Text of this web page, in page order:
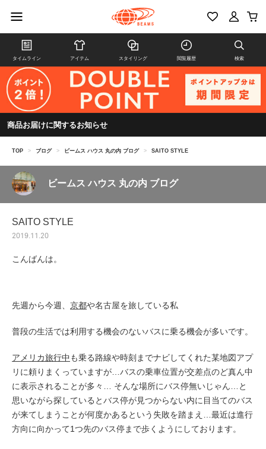
タイムライン アイテム スタイリング 閲覧履歴 検索
商品お届けに関するお知らせ
TOP > ブログ > ビームス ハウス 丸の内 ブログ > SAITO STYLE
ビームス ハウス 丸の内 ブログ
SAITO STYLE
2019.11.20
こんばんは。
先週から今週、 京都や名古屋を旅している私
普段の生活では利用する機会のないバスに乗る機会が多いです。
アメリカ旅行中 も乗る路線や時刻までナビしてくれた某地図アプ
リに頼りまくっていますが…バスの乗車位置が交差点のど真ん中
に表示されることが多々… そんな場所にバス停無いじゃん…と
思いながら探しているとバス停が見つからない内に目当てのバス
が来てしまうことが何度かあるという失敗を踏まえ…最近は進行
方向に向かって1つ先のバス停まで歩くようにしております。